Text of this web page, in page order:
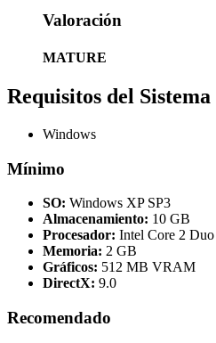
Valoración
MATURE
Requisitos del Sistema
Windows
Mínimo
SO: Windows XP SP3
Almacenamiento: 10 GB
Procesador: Intel Core 2
Memoria: 2 GB
Gráficos: 512 MB VRAM
DirectX: 9.0
Recomendado